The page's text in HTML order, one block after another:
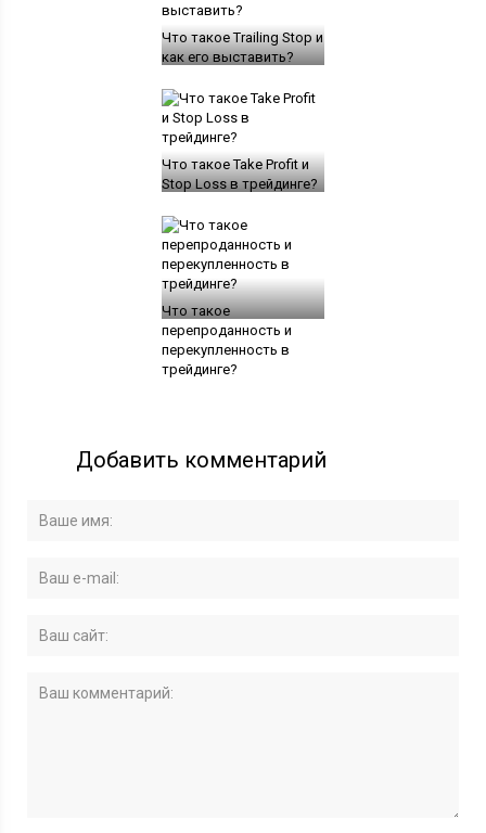
Что такое Trailing Stop и
как его выставить?
Что такое Take Profit и
Stop Loss в трейдинге?
Что такое
перепроданность и
перекупленность в
трейдинге?
Добавить комментарий